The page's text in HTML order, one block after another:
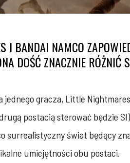
I BANDAI NAMCO
DOŚĆ ZNACZNIE RÓŻNIĆ
gracza, Little
postacią sterować będzie
surrealistyczny świat będący
umiejętności obu postaci.